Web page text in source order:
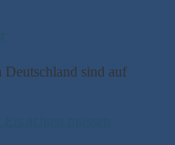
sind auf